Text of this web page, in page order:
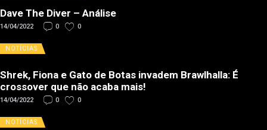
Dave The Diver – Análise
14/04/2022 0 0
NOTÍCIAS
Shrek, Fiona e Gato de Botas invadem Brawlhalla: É
crossover que não acaba mais!
14/04/2022 0 0
NOTÍCIAS